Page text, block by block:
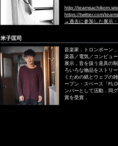
http://
https://twitter.com/
→過去に参加した展示
米子匡司
音楽家．トロンボーン
楽器／電気／コンピュ
展示，音を扱う道具の
ろいろな物品をストリ
くための紙とウェブの
ープン・スペース「
ンバーとして活動．同
賞を受賞．